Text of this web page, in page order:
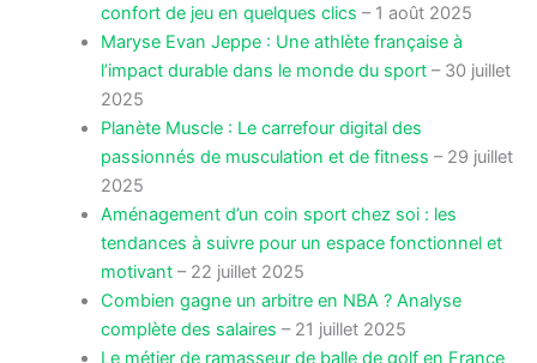
confort de jeu en quelques clics – 1 août 2025
Maryse Evan Jeppe : Une athlète française à
l’impact durable dans le monde du sport– 30 juillet
2025
Planète Muscle : Le carrefour digital des
passionnés de musculation et de fitness – 29 juillet
2025
Aménagement d’un coin sport chez soi : les
tendances à suivre pour un espace fonctionnel et
motivant– 22 juillet 2025
Combien gagne un arbitre en NBA ? Analyse
complète des salaires – 21 juillet 2025
Le métier de ramasseur de balle de golf en France